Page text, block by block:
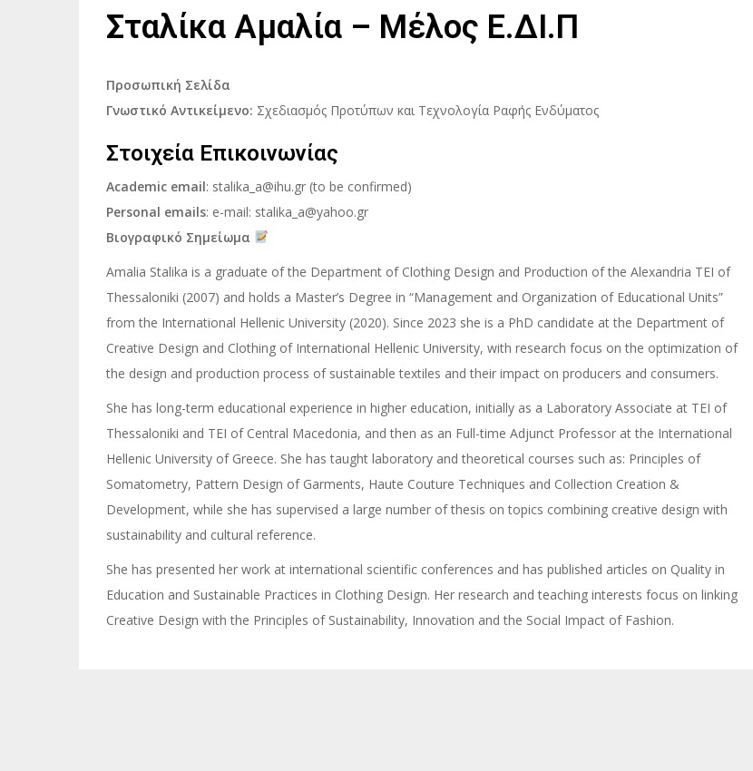
Σταλίκα Αμαλία – Μέλος Ε.ΔΙ.Π
Προσωπική Σελίδα
Γνωστικό Αντικείμενο: Σχεδιασμός Προτύπων και Τεχνολογία Ραφής Ενδύματος
Στοιχεία Επικοινωνίας
Academic email: stalika_a@ihu.gr (to be confirmed)
Personal emails: e-mail: stalika_a@yahoo.gr
Βιογραφικό Σημείωμα
Amalia Stalika is a graduate of the Department of Clothing Design and Production of the Alexandria TEI of
Thessaloniki (2007) and holds a Master’s Degree in “Management and Organization of Educational Units”
from the International Hellenic University (2020). Since 2023 she is a PhD candidate at the Department of
Creative Design and Clothing of International Hellenic University, with research focus on the optimization of
the design and production process of sustainable textiles and their impact on producers and consumers.
She has long-term educational experience in higher education, initially as a Laboratory Associate at TEI of
Thessaloniki and TEI of Central Macedonia, and then as an Full-time Adjunct Professor at the International
Hellenic University of Greece. She has taught laboratory and theoretical courses such as: Principles of
Somatometry, Pattern Design of Garments, Haute Couture Techniques and Collection Creation &
Development, while she has supervised a large number of thesis on topics combining creative design with
sustainability and cultural reference.
She has presented her work at international scientific conferences and has published articles on Quality in
Education and Sustainable Practices in Clothing Design. Her research and teaching interests focus on linking
Creative Design with the Principles of Sustainability, Innovation and the Social Impact of Fashion.